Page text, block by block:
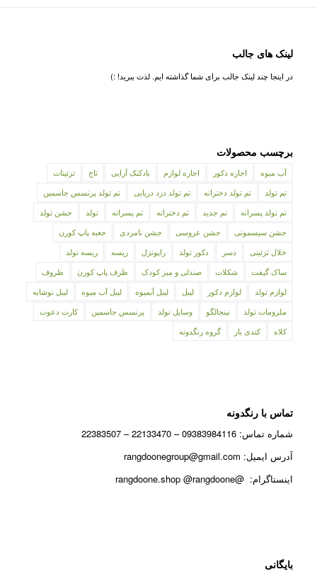
لینک های جالب
در اینجا چند لینک جالب برای شما گذاشته ایم. لذت ببرید! :)
برچسب محصولات
آب میوه اجاره دکور اجاره لوازم بادکنک آرایی تاج
تزئینات
تم تولد
تم تولد دخترانه تم تولد دزد دریایی
تم تولد پرنسس جاسمین
تم تولد پسرانه
تم جدید تم دخترانه تم پسرانه تولد
جشن تولد
جشن سیسمونی
جشن عروسی جشن نامزدی
جعبه پاپ کورن
خلال تزئینی
دسر دکور تولد راپونزل ریسه
ریسه تولد
ساک گیفت
شکلات صندلی و میز کودک ظرف پاپ کورن
ظروف
لوازم تولد
لوازم دکور لیبل لیبل آبمیوه لیبل آب میوه
لیبل نوشابه
ملزومات تولد
نینجالگو وسایل تولد پرنسس جاسمین
کارت دعوت
کلاه
کندی بار گروه رنگدونه
تماس با رنگدونه
شماره تماس: 09383984116 – 22133470 – 22383507
آدرس ایمیل: rangdoonegroup@gmail.com
اینستاگرام: @rangdoone.shop @rangdoone
بایگانی